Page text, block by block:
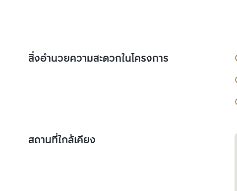
สิ่งอำนวยความสะดวกในโครงการ
สถานที่ใกล้เคียง